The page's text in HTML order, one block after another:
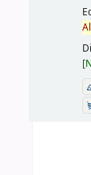
[